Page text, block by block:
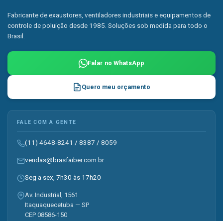
Fabricante de exaustores, ventiladores industriais e equipamentos de
controle de poluição desde 1985. Soluções sob medida para todo o
Brasil.
Falar no WhatsApp
Quero meu orçamento
FALE COM A GENTE
(11) 4648-8241 / 8387 / 8059
vendas@brasfaiber.com.br
Seg a sex, 7h30 às 17h20
Av. Industrial, 1561
Itaquaquecetuba — SP
CEP 08586-150